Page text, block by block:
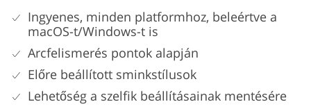
Ingyenes, minden platformhoz, beleértve a
macOS-t/Windows-t is
Arcfelismerés pontok alapján
Előre beállított sminkstílusok
Lehetőség a szelfik beállításainak mentésére